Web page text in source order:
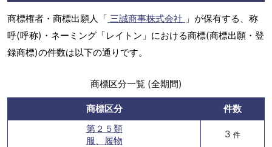
商標権者・商標出願人「 三誠商事株式会社 」が保有する、称
呼(呼称)・ネーミング「レイトン」における商標(商標出願・登
録商標)の件数は以下の通りです。
商標区分一覧 (全期間)
商標区分
件数
第２５類
服、履物
3 件